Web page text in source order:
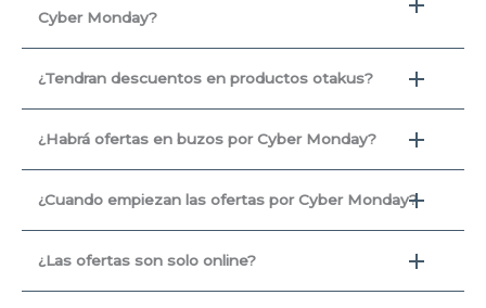
Cyber Monday?
¿Tendran descuentos en productos otakus?
¿Habrá ofertas en buzos por Cyber Monday?
¿Cuando empiezan las ofertas por Cyber Monday?
¿Las ofertas son solo online?